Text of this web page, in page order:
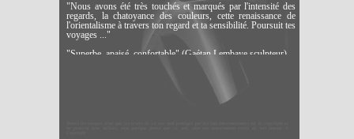
"Nous avons été très touchés et marqués par l'intensité des
regards, la chatoyance des couleurs, cette renaissance de
l'orientalisme à travers ton regard et ta sensibilité. Poursuit tes
voyages ..."
"Superbe, apaisé, confortable" (Gaétan Lembaye sculpteur)
"Beaucoup d'authenticité, de sincérité et de zénitude. Un réel
dépaysement dont nous avons tous besoin" "Travail
splendide, rare beauté avec beaucoup d'humanité"